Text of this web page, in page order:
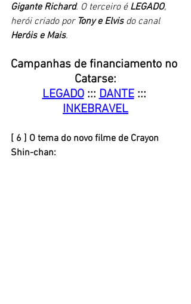
Gigante Richard. O terceiro é LEGADO,
herói criado por Tony e Elvis do canal
Heróis e Mais.
Campanhas de financiamento no
Catarse:
LEGADO ::: DANTE :::
INKEBRAVEL
[ 6 ] O tema do novo filme de Crayon
Shin-chan: